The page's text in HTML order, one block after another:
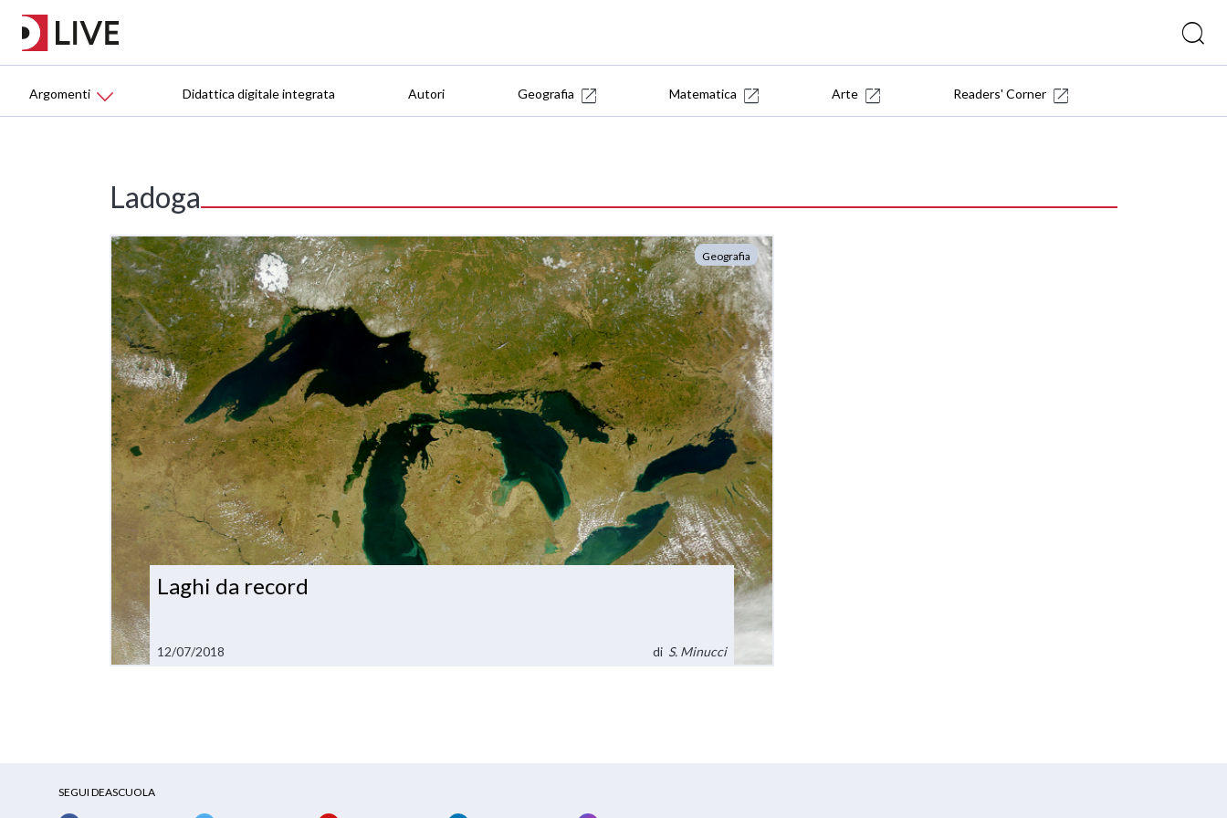
Argomenti Didattica digitale integrata Autori Geografia Matematica Arte Readers' Corner
Ladoga
Geografia
Laghi da record
12/07/2018 di S. Minucci
SEGUI DEASCUOLA